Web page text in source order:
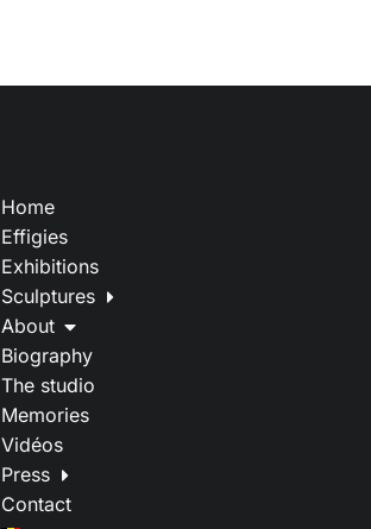
Home
Effigies
Exhibitions
Sculptures
About
Biography
The studio
Memories
Vidéos
Press
Contact